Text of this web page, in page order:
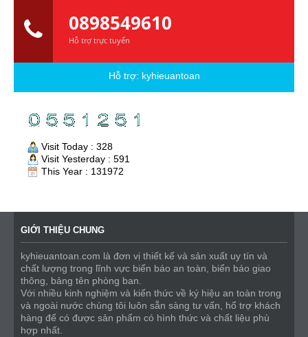
0898549610
Hỗ trợ trực tuyến
Hỗ trợ: kyhieuantoan
Visit Today : 328
Visit Yesterday : 591
This Year : 131972
GIỚI THIỆU CHUNG
kyhieuantoan.com là đơn vị thiết kế và sản xuất uy tín và
chất lượng trong lĩnh vực biển báo an toàn, biển báo giao
thông, bảng tên phòng ban.
Với nhiều kinh nghiệm và kiến thức về ký hiệu an toàn trong
và ngoài nước chúng tôi luôn sẵn sàng tư vấn, hổ trợ khách
hàng để có được sản phẩm có hình thức và chất liệu phù
hợp nhất.